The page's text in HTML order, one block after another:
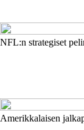
NFL:n strategiset
Amerikkalaisen